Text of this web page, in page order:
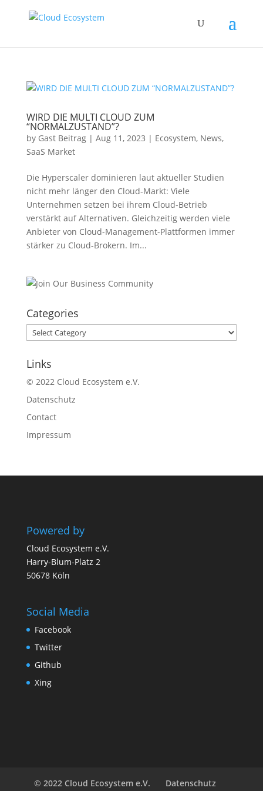
WIRD DIE MULTI CLOUD ZUM
“NORMALZUSTAND”?
by Gast Beitrag| Aug 11, 2023 | Ecosystem, News,
SaaS Market
Die Hyperscaler dominieren laut aktueller Studien
nicht mehr länger den Cloud-Markt: Viele
Unternehmen setzen bei ihrem Cloud-Betrieb
verstärkt auf Alternativen. Gleichzeitig werden viele
Anbieter von Cloud-Management-Plattformen immer
stärker zu Cloud-Brokern. Im...
Categories
Categories
Links
© 2022 Cloud Ecosystem e.V.
Datenschutz
Contact
Impressum
Powered by
Cloud Ecosystem e.V.
Harry-Blum-Platz 2
50678 Köln
Social Media
Facebook
Twitter
Github
Xing
© 2022 Cloud Ecosystem e.V.
Datenschutz